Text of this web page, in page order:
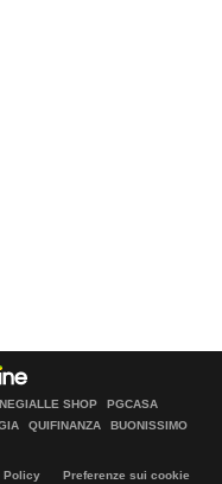
SHOP
PGCASA
QUIFINANZA
BUONISSIMO
Policy Preferenze sui cookie